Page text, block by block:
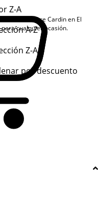
de Pierre Cardin en El
cualquier ocasión.
Z-A
A-Z
Z-A
por descuento